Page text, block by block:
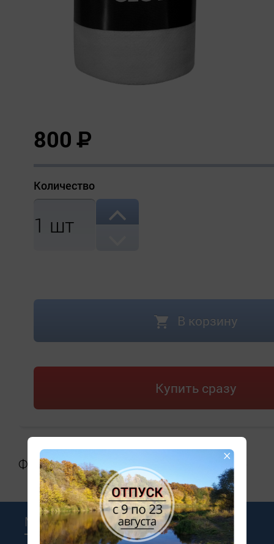
800Р
Количество
1 шт
В корзину
Купить сразу
Фиберлен VAUHTI 10 m (EV110-00980)
Мы в соцсетях
×